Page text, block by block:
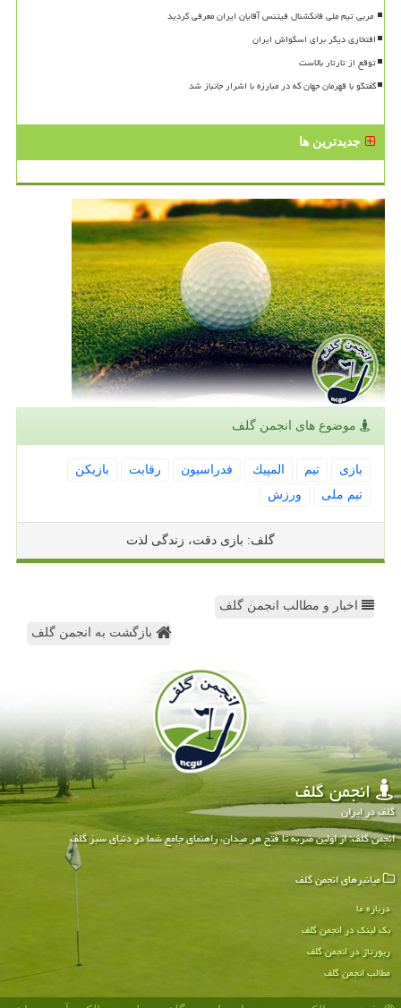
افتخاری دیگر برای اسکواش ایران
توقع از تارتار بالاست
گفتگو با قهرمان جهان که در مبارزه با اشرار جانباز شد
جدیدترین ها
موضوع های انجمن گلف
بازی تیم المپیك فدراسیون رقابت
بازیكن
تیم ملی
ورزش
گلف: بازی دقت، زندگی لذت
اخبار و مطالب انجمن گلف
بازگشت به انجمن گلف
انجمن گلف
گلف در ایران
انجمن گلف: از اولین ضربه تا فتح هر میدان، راهنمای جامع شما در دنیای سبز گلف
میانبرهای انجمن گلف
درباره ما
بک لینک در انجمن گلف
رپورتاژ در انجمن گلف
مطالب انجمن گلف